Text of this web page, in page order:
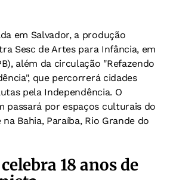
em Salvador, a produção
Sesc de Artes para Infância, em
além da circulação "Refazendo
que percorrerá cidades
pela Independência. O
passará por espaços culturais do
Bahia, Paraíba, Rio Grande do
18 anos de